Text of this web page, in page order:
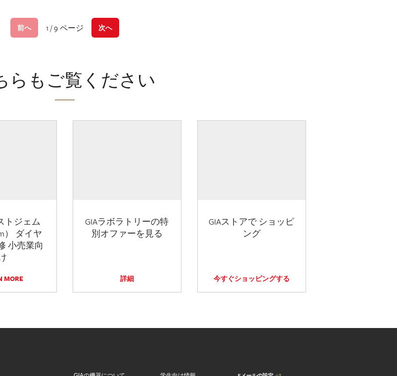
前へ 1 / 9 ページ 次へ
らもご覧ください
トジェム
） ダイヤ
小売業向
MORE
GIAラボラトリーの特
別オファーを見る
詳細
GIAストアで ショッピ
ング
今すぐショッピングする